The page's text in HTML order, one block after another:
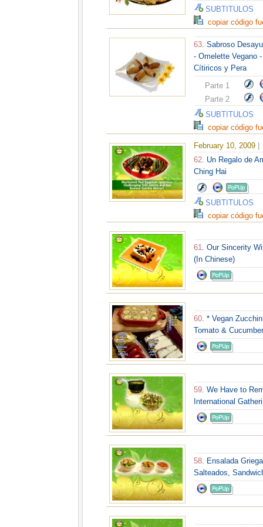
SUBTITULOS
copiar código
63. Sabroso
- Omelette Vegano
Cítiricos y Pera
Parte 1
Parte 2
SUBTITULOS
copiar código
February 10, 2009
62. Un Regalo de
Ching Hai
SUBTITULOS
copiar código
61. Our Sincerity
(In Chinese)
60. * Vegan
Tomato &
59. We Have to
International
58. Ensalada
Salteados,